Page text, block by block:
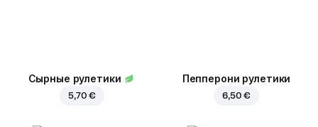
Сырные рулетики
5,70 €
Пепперони рулетики
6,50 €